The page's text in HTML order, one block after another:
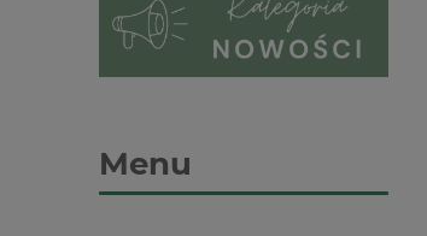
Menu